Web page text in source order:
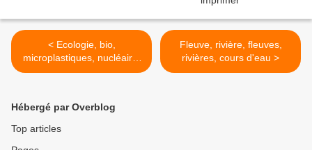
< Ecologie, bio,
microplastiques, nucléaire,
éoliennes, déchets,
glyphosate, biocide,
plastique, pollution,
Fleuve, rivière, fleuves,
rivières, cours d'eau >
Hébergé par Overblog
Top articles